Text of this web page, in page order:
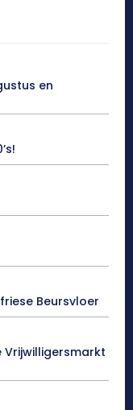
en
Beursvloer